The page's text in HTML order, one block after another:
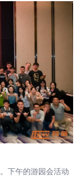
下午的游园会活动